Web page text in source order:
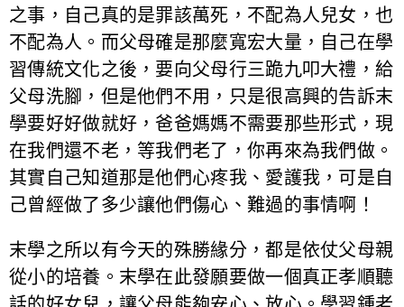
之事，自己真的是罪該萬死，不配為人兒女，也
不配為人。而父母確是那麼寬宏大量，自己在學
習傳統文化之後，要向父母行三跪九叩大禮，給
父母洗腳，但是他們不用，只是很高興的告訴末
學要好好做就好，爸爸媽媽不需要那些形式，現
在我們還不老，等我們老了，你再來為我們做。
其實自己知道那是他們心疼我、愛護我，可是自
己曾經做了多少讓他們傷心、難過的事情啊！
末學之所以有今天的殊勝緣分，都是依仗父母親
從小的培養。末學在此發願要做一個真正孝順聽